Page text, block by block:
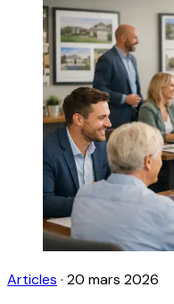
Articles · 20 mars 2026